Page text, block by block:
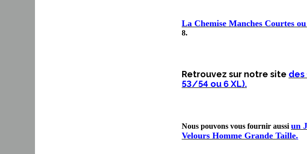
La Chemise Manches Courtes
8.
Retrouvez sur notre site des
53/54 ou 6 XL).
Nous pouvons vous fournir aussi un
Velours Homme Grande Taille.